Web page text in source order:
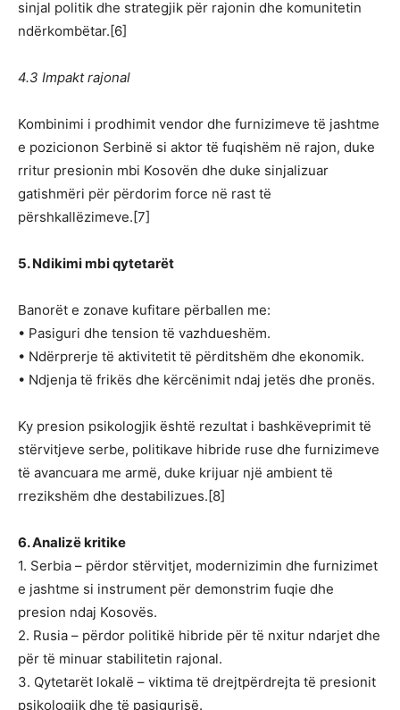
sinjal politik dhe strategjik për rajonin dhe komunitetin
ndërkombëtar.[6]
4.3 Impakt rajonal
Kombinimi i prodhimit vendor dhe furnizimeve të jashtme
e pozicionon Serbinë si aktor të fuqishëm në rajon, duke
rritur presionin mbi Kosovën dhe duke sinjalizuar
gatishmëri për përdorim force në rast të
përshkallëzimeve.[7]
5. Ndikimi mbi qytetarët
Banorët e zonave kufitare përballen me:
• Pasiguri dhe tension të vazhdueshëm.
• Ndërprerje të aktivitetit të përditshëm dhe ekonomik.
• Ndjenja të frikës dhe kërcënimit ndaj jetës dhe pronës.
Ky presion psikologjik është rezultat i bashkëveprimit të
stërvitjeve serbe, politikave hibride ruse dhe furnizimeve
të avancuara me armë, duke krijuar një ambient të
rrezikshëm dhe destabilizues.[8]
6. Analizë kritike
1. Serbia – përdor stërvitjet, modernizimin dhe furnizimet
e jashtme si instrument për demonstrim fuqie dhe
presion ndaj Kosovës.
2. Rusia – përdor politikë hibride për të nxitur ndarjet dhe
për të minuar stabilitetin rajonal.
3. Qytetarët lokalë – viktima të drejtpërdrejta të presionit
psikologjik dhe të pasigurisë.